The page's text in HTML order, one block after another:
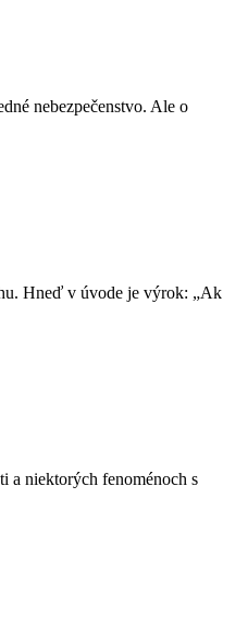
nebezpečenstvo. Ale o
Hneď v úvode je výrok: „Ak
a niektorých fenoménoch s